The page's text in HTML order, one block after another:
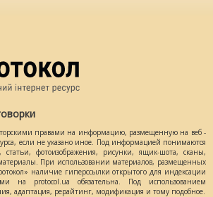
правами на информацию, размещенную на веб -
если не указано иное. Под информацией понимаются
статьи, фотоизображения, рисунки, ящик-шота, сканы,
При использовании материалов, размещенных
наличие гиперссылки открытого для индексации
на protocol.ua обязательна. Под использованием
адаптация, рерайтинг, модификация и тому подобное.